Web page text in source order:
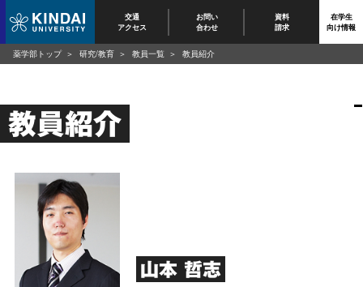
交通
アクセス
お問い
合わせ
資料
請求
在学生
向け情報
教員紹介
山本 哲志
薬学部トップ 研究/教育 教員一覧 教員紹介